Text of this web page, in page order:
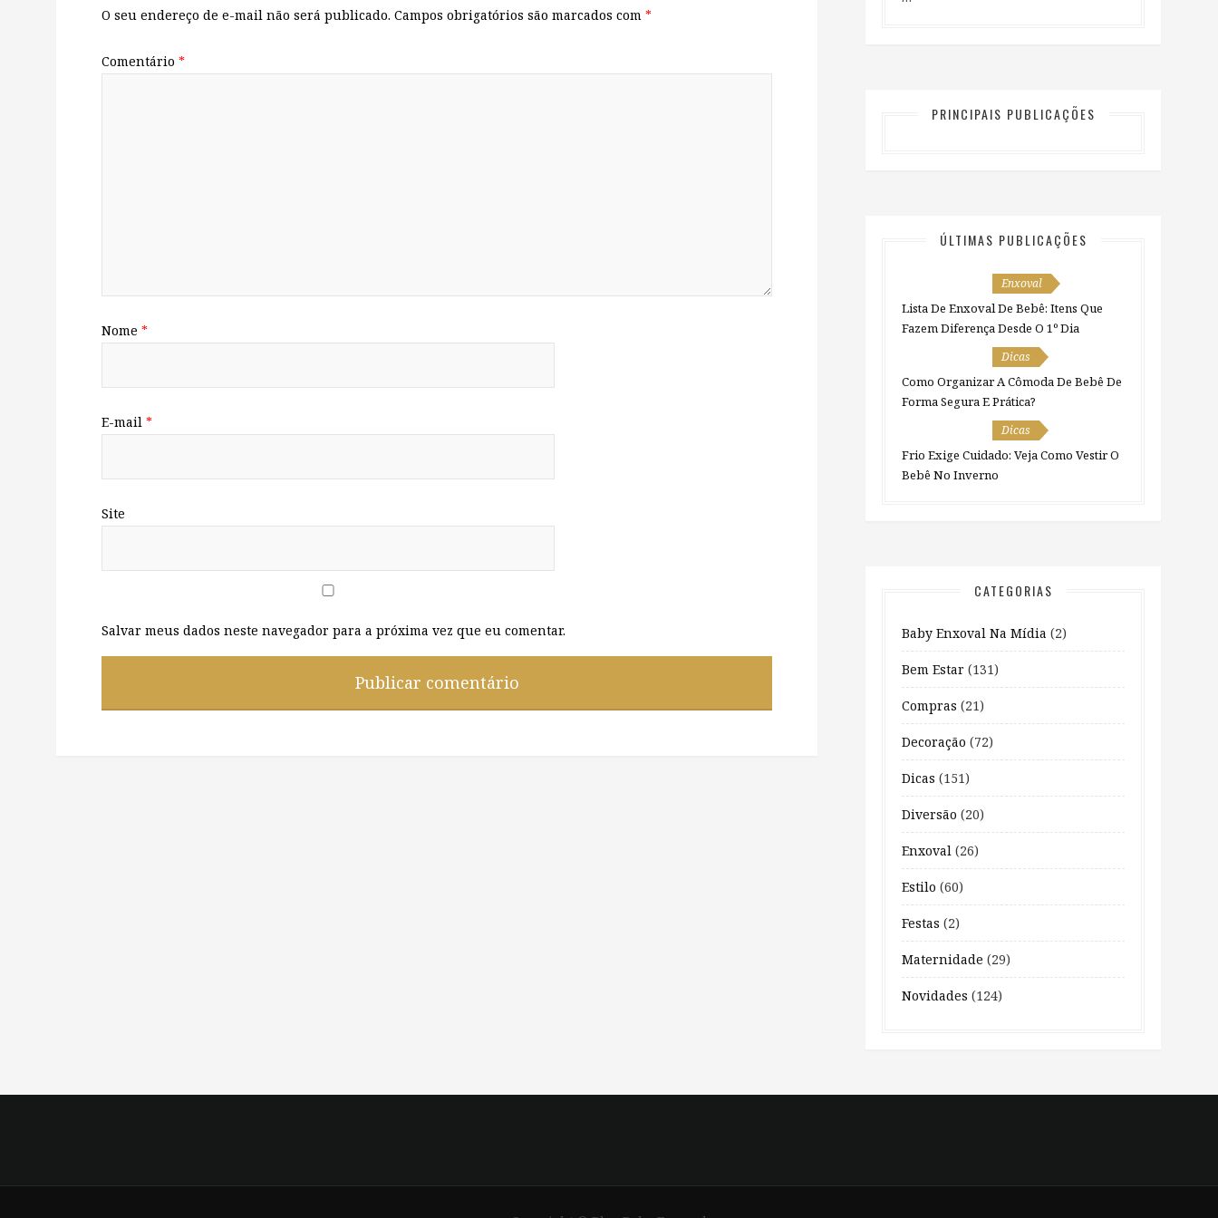
O seu endereço de e-mail não será publicado. Campos obrigatórios são marcados com *
Comentário *
Nome *
E-mail *
Site
Salvar meus dados neste navegador para a próxima vez que eu comentar.
PRINCIPAIS PUBLICAÇÕES
ÚLTIMAS PUBLICAÇÕES
Enxoval
Lista De Enxoval De Bebê: Itens Que
Fazem Diferença Desde O 1º Dia
Dicas
Como Organizar A Cômoda De Bebê De
Forma Segura E Prática?
Dicas
Frio Exige Cuidado: Veja Como Vestir O
Bebê No Inverno
CATEGORIAS
Baby Enxoval Na Mídia (2)
Bem Estar (131)
Compras (21)
Decoração (72)
Dicas (151)
Diversão (20)
Enxoval (26)
Estilo (60)
Festas (2)
Maternidade (29)
Novidades (124)